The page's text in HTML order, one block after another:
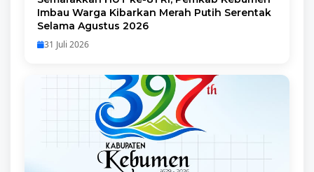
Imbau Warga Kibarkan Merah Putih Serentak
Selama Agustus 2026
31 Juli 2026